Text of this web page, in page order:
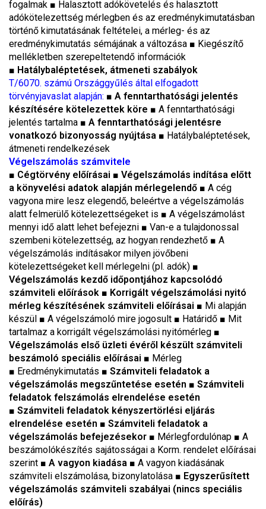
fogalmak ■ Halasztott adókövetelés és halasztott
adókötelezettség mérlegben és az eredménykimutatásban
történő kimutatásának feltételei, a mérleg- és az
eredménykimutatás sémájának a változása ■ Kiegészítő
mellékletben szerepeltetendő információk
■ Hatálybaléptetések, átmeneti szabályok
T/6070. számú Országgyűlés által elfogadott
törvényjavaslat alapján: ■ A fenntarthatósági jelentés
készítésére kötelezettek köre ■ A fenntarthatósági
jelentés tartalma ■ A fenntarthatósági jelentésre
vonatkozó bizonyosság nyújtása ■ Hatálybaléptetések,
átmeneti rendelkezések
Végelszámolás számvitele
■ Cégtörvény előírásai ■ Végelszámolás indítása előtt
a könyvelési adatok alapján mérlegelendő ■ A cég
vagyona mire lesz elegendő, beleértve a végelszámolás
alatt felmerülő kötelezettségeket is ■ A végelszámolást
mennyi idő alatt lehet befejezni ■ Van-e a tulajdonossal
szembeni kötelezettség, az hogyan rendezhető ■ A
végelszámolás indításakor milyen jövőbeni
kötelezettségeket kell mérlegelni (pl. adók) ■
Végelszámolás kezdő időpontjához kapcsolódó
számviteli előírások ■ Korrigált végelszámolási nyitó
mérleg készítésének számviteli előírásai ■ Mi alapján
készül ■ A végelszámoló mire jogosult ■ Határidő ■ Mit
tartalmaz a korrigált végelszámolási nyitómérleg ■
Végelszámolás első üzleti évéről készült számviteli
beszámoló speciális előírásai ■ Mérleg
■ Eredménykimutatás ■ Számviteli feladatok a
végelszámolás megszűntetése esetén ■ Számviteli
feladatok felszámolás elrendelése esetén
■ Számviteli feladatok kényszertörlési eljárás
elrendelése esetén ■ Számviteli feladatok a
végelszámolás befejezésekor ■ Mérlegfordulónap ■ A
beszámolókészítés sajátosságai a Korm. rendelet előírásai
szerint ■ A vagyon kiadása ■ A vagyon kiadásának
számviteli elszámolása, bizonylatolása ■ Egyszerűsített
végelszámolás számviteli szabályai (nincs speciális
előírás)